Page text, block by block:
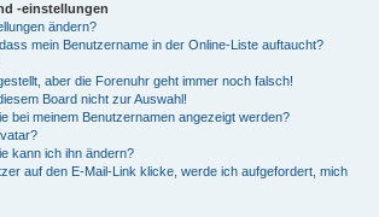
-einstellungen
ändern?
mein Benutzername in der Online-Liste auftaucht?
aber die Forenuhr geht immer noch falsch!
Board nicht zur Auswahl!
bei meinem Benutzernamen angezeigt werden?
kann ich ihn ändern?
auf den E-Mail-Link klicke, werde ich aufgefordert, mich